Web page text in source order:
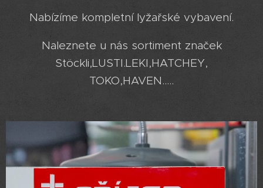
Nabízíme kompletní lyžařské vybavení.
Naleznete u nás sortiment značek
Stöckli,LUSTI.LEKI,HATCHEY,
TOKO,HAVEN.....